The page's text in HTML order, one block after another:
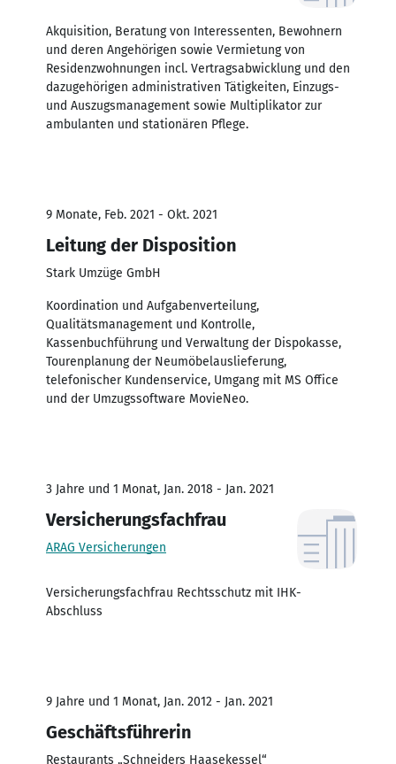
Akquisition, Beratung von Interessenten, Bewohnern
und deren Angehörigen sowie Vermietung von
Residenzwohnungen incl. Vertragsabwicklung und den
dazugehörigen administrativen Tätigkeiten, Einzugs-
und Auszugsmanagement sowie Multiplikator zur
ambulanten und stationären Pflege.
9 Monate, Feb. 2021 - Okt. 2021
Leitung der Disposition
Stark Umzüge GmbH
Koordination und Aufgabenverteilung,
Qualitätsmanagement und Kontrolle,
Kassenbuchführung und Verwaltung der Dispokasse,
Tourenplanung der Neumöbelauslieferung,
telefonischer Kundenservice, Umgang mit MS Office
und der Umzugssoftware MovieNeo.
3 Jahre und 1 Monat, Jan. 2018 - Jan. 2021
Versicherungsfachfrau
ARAG Versicherungen
Versicherungsfachfrau Rechtsschutz mit IHK-
Abschluss
9 Jahre und 1 Monat, Jan. 2012 - Jan. 2021
Geschäftsführerin
Restaurants „Schneiders Haasekessel“